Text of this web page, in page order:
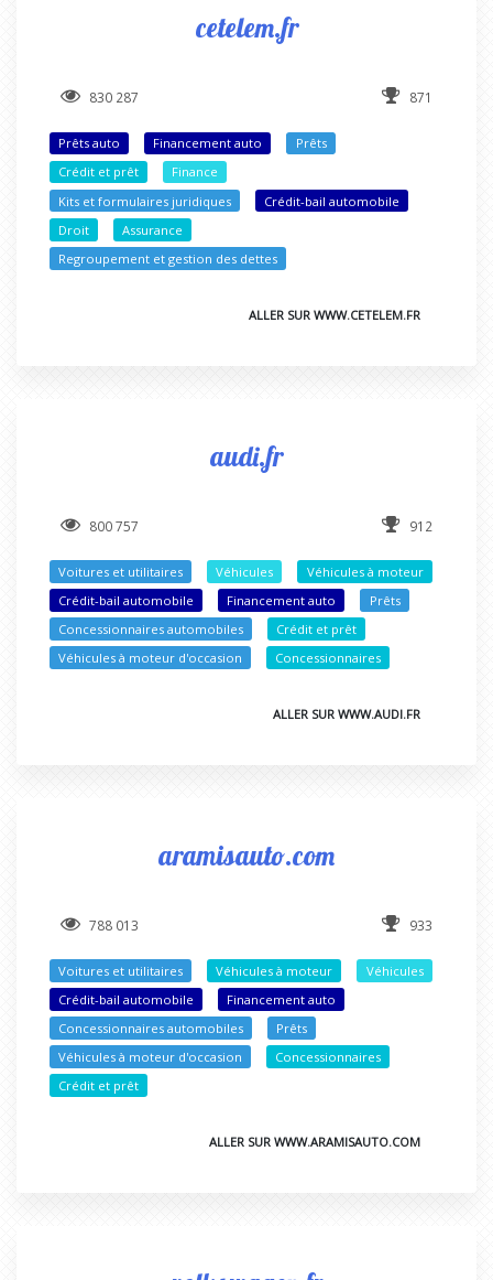
cetelem.fr
830 287 871
Prêts auto Financement auto
Prêts
Crédit et prêt
Finance
Kits et formulaires juridiques
Crédit-bail automobile
Droit
Assurance
Regroupement et gestion des dettes
ALLER SUR WWW.CETELEM.FR
audi.fr
800 757 912
Voitures et utilitaires Véhicules
Véhicules à moteur
Crédit-bail automobile
Financement auto
Prêts
Concessionnaires automobiles
Crédit et prêt
Véhicules à moteur d'occasion
Concessionnaires
ALLER SUR WWW.AUDI.FR
aramisauto.com
788 013 933
Voitures et utilitaires Véhicules à moteur
Véhicules
Crédit-bail automobile
Financement auto
Concessionnaires automobiles
Prêts
Véhicules à moteur d'occasion
Concessionnaires
Crédit et prêt
ALLER SUR WWW.ARAMISAUTO.COM